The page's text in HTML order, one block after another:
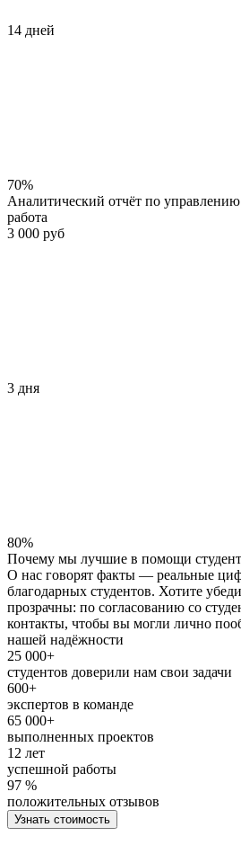
14 дней
70%
Аналитический отчёт по
работа
3 000 руб
3 дня
80%
Почему мы лучшие в помощи
О нас говорят факты — реальные
благодарных студентов. Хотите
прозрачны: по согласованию со
контакты, чтобы вы могли лично
нашей надёжности
25 000+
студентов доверили нам свои задачи
600+
экспертов в команде
65 000+
выполненных проектов
12 лет
успешной работы
97 %
положительных отзывов
Узнать стоимость